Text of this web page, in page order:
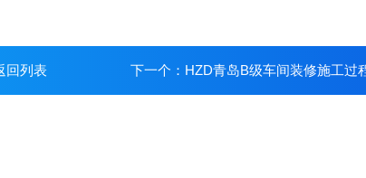
回列表 下一个： HZD青岛B级车间装修施工过